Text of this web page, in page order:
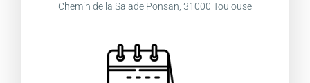
Chemin de la Salade Ponsan, 31000 Toulouse